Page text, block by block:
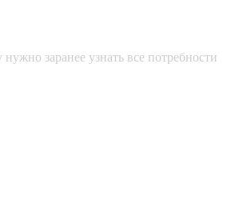
заранее узнать все потребности